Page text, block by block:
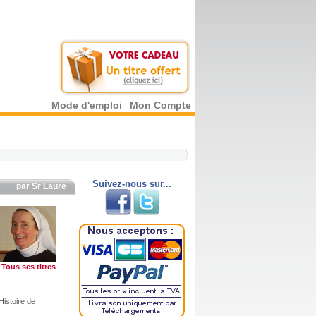
Mode d'emploi Mon Compte
par Sr Laure
Tous ses titres
de
Suivez-nous sur...